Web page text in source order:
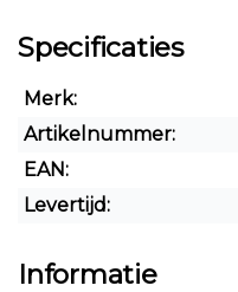
Specificaties
Merk:
Artikelnummer:
EAN:
Levertijd:
Informatie